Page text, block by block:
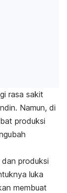
rasa sakit
Namun, di
produksi
produksi
luka
membuat